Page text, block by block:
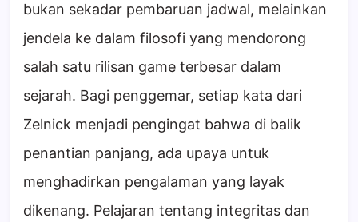
bukan sekadar pembaruan jadwal, melainkan
jendela ke dalam filosofi yang mendorong
salah satu rilisan game terbesar dalam
sejarah. Bagi penggemar, setiap kata dari
Zelnick menjadi pengingat bahwa di balik
penantian panjang, ada upaya untuk
menghadirkan pengalaman yang layak
dikenang. Pelajaran tentang integritas dan